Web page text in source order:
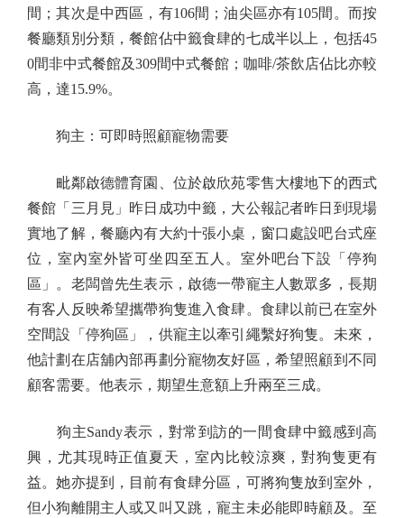
間；其次是中西區，有106間；油尖區亦有105間。而按
餐廳類別分類，餐館佔中籤食肆的七成半以上，包括45
0間非中式餐館及309間中式餐館；咖啡/茶飲店佔比亦較
高，達15.9%。
狗主：可即時照顧寵物需要
毗鄰啟德體育園、位於啟欣苑零售大樓地下的西式
餐館「三月見」昨日成功中籤，大公報記者昨日到現場
實地了解，餐廳內有大約十張小桌，窗口處設吧台式座
位，室內室外皆可坐四至五人。室外吧台下設「停狗
區」。老闆曾先生表示，啟德一帶寵主人數眾多，長期
有客人反映希望攜帶狗隻進入食肆。食肆以前已在室外
空間設「停狗區」，供寵主以牽引繩繫好狗隻。未來，
他計劃在店舖內部再劃分寵物友好區，希望照顧到不同
顧客需要。他表示，期望生意額上升兩至三成。
狗主Sandy表示，對常到訪的一間食肆中籤感到高
興，尤其現時正值夏天，室內比較涼爽，對狗隻更有
益。她亦提到，目前有食肆分區，可將狗隻放到室外，
但小狗離開主人或又叫又跳，寵主未必能即時顧及。至